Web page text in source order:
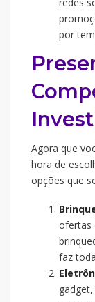
redes
por
Agora que
hora de
opções que
ofertas
faz